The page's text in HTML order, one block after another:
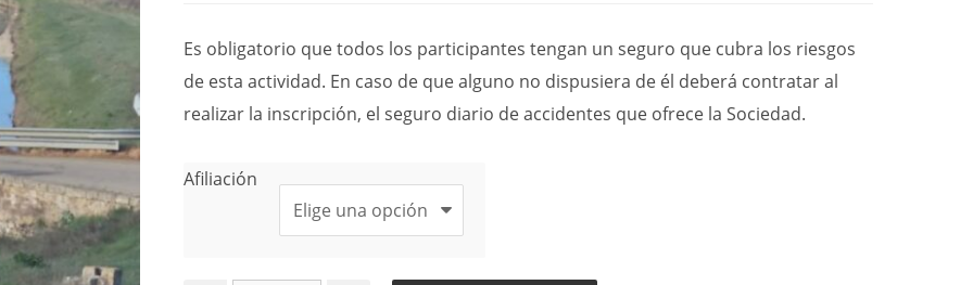
Es obligatorio que todos los participantes tengan un seguro que cubra los riesgos
de esta actividad. En caso de que alguno no dispusiera de él deberá contratar al
realizar la inscripción, el seguro diario de accidentes que ofrece la Sociedad.
Afiliación